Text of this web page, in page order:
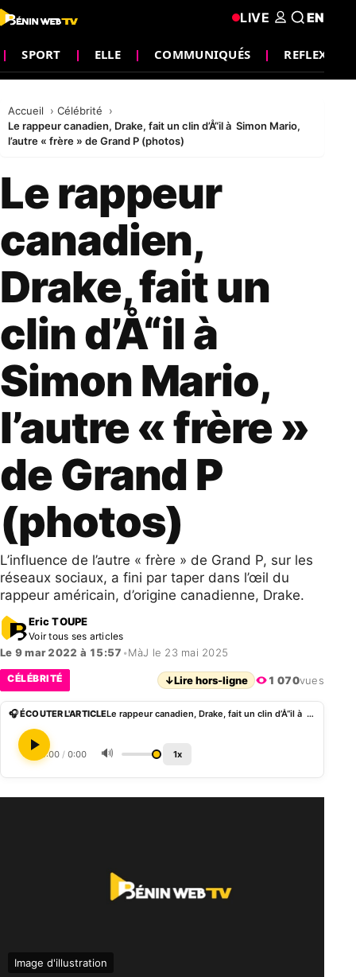
SPORT ELLE COMMUNIQUÉS REFLEXION
LIVE EN
Accueil
Célébrité
Le rappeur canadien, Drake, fait un clin d’Å“il à Simon Mario,
l’autre « frère » de Grand P (photos)
Le rappeur
canadien,
Drake, fait un
clin d’Å“il à
Simon Mario,
l’autre « frère »
de Grand P
(photos)
L’influence de l’autre « frère » de Grand P, sur les
réseaux sociaux, a fini par taper dans l’œil du
rappeur américain, d’origine canadienne, Drake.
Eric TOUPE
Voir tous ses articles
Le 9 mar 2022 à 15:57 •MàJ le 23 mai 2025
CÉLÉBRITÉ ↓Lire hors-ligne 1 070vues
🎧 ÉCOUTER L'ARTICLE Le rappeur canadien, Drake, fait un clin d’Å“il à Simon Mario, l’autre « frère » de Grand P (photos)
0:00 / 0:00 🔊 1x
Image d'illustration